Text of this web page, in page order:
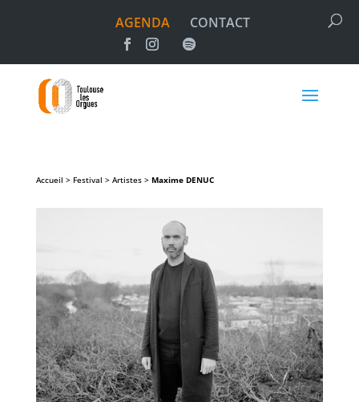
AGENDA CONTACT
Accueil > Festival > Artistes > Maxime DENUC